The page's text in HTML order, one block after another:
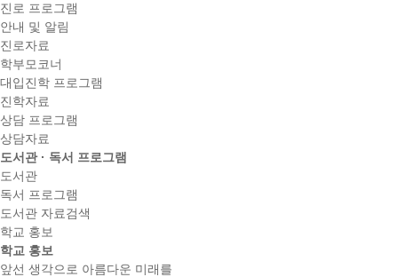
진로 프로그램
안내 및 알림
진로자료
학부모코너
대입진학 프로그램
진학자료
상담 프로그램
상담자료
도서관 · 독서 프로그램
도서관
독서 프로그램
도서관 자료검색
학교 홍보
학교 홍보
앞선 생각으로 아름다운 미래를